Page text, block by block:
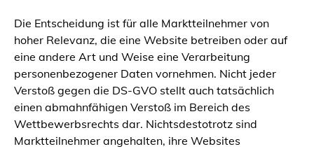
Die Entscheidung ist für alle Marktteilnehmer von
hoher Relevanz, die eine Website betreiben oder auf
eine andere Art und Weise eine Verarbeitung
personenbezogener Daten vornehmen. Nicht jeder
Verstoß gegen die DS-GVO stellt auch tatsächlich
einen abmahnfähigen Verstoß im Bereich des
Wettbewerbsrechts dar. Nichtsdestotrotz sind
Marktteilnehmer angehalten, ihre Websites